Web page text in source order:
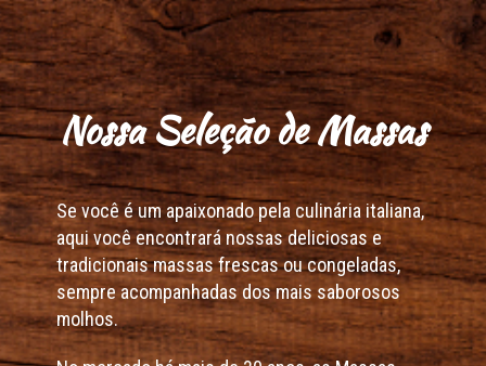
Nossa Seleção de Massas
Se você é um apaixonado pela culinária italiana,
aqui você encontrará nossas deliciosas e
tradicionais massas frescas ou congeladas,
sempre acompanhadas dos mais saborosos
molhos.